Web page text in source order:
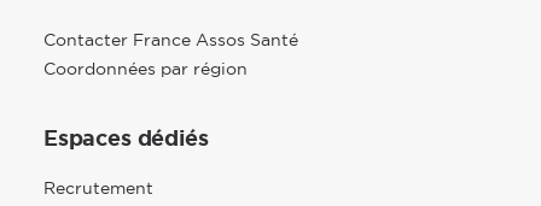
Contacter France Assos Santé
Coordonnées par région
Espaces dédiés
Recrutement